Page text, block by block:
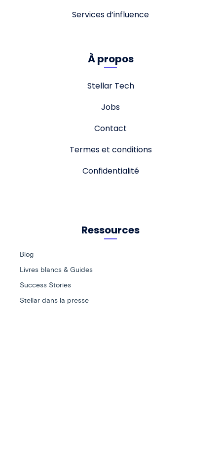
Services d’influence
À propos
Stellar Tech
Jobs
Contact
Termes et conditions
Confidentialité
Ressources
Blog
Livres blancs & Guides
Success Stories
Stellar dans la presse